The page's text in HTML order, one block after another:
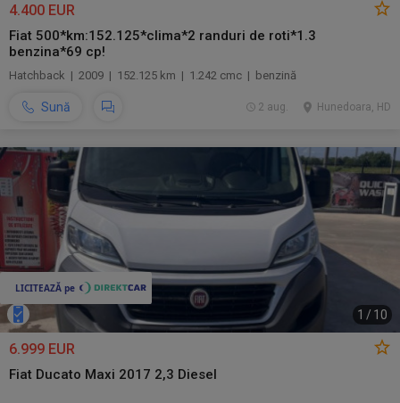
4.400 EUR
Fiat 500*km:152.125*clima*2 randuri de roti*1.3
benzina*69 cp!
Hatchback | 2009 | 152.125 km | 1.242 cmc | benzină
Sună Hunedoara, HD
2 aug.
1 / 10
6.999 EUR
Fiat Ducato Maxi 2017 2,3 Diesel